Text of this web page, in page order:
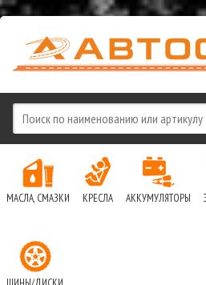
МАСЛА, СМАЗКИ КРЕСЛА АККУМУЛЯТОРЫ